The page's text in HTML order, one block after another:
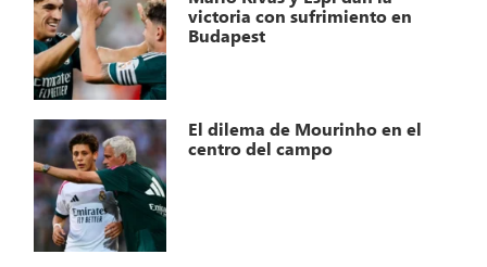
victoria con sufrimiento en
Budapest
El dilema de Mourinho en el
centro del campo